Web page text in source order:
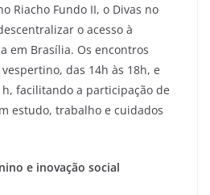
Riacho Fundo II, o Divas no
o acesso à
em Brasília. Os encontros
das 14h às 18h, e
facilitando a participação de
estudo, trabalho e cuidados
e inovação social